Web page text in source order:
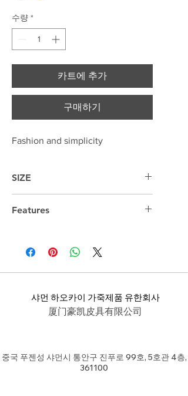
수량 *
카트에 추가
구매하기
Fashion and simplicity
SIZE
Features
샤먼 하오카이 가죽제품 유한회사
厦门豪凯皮具有限公司
중국 푸젠성 샤먼시 통안구 진푸로 99호, 5호관 4층,
361100